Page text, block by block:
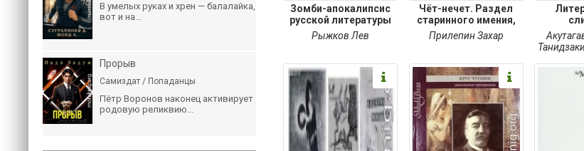
Зомби-апокалипсис
русской литературы
Рыжков Лев
Чёт-нечет. Раздел
старинного имения,
Прилепин Захар
В умелых руках и хрен — балалайка,
вот и на...
Прорыв
Самиздат / Попаданцы
Пётр Воронов наконец активирует
родовую реликвию...